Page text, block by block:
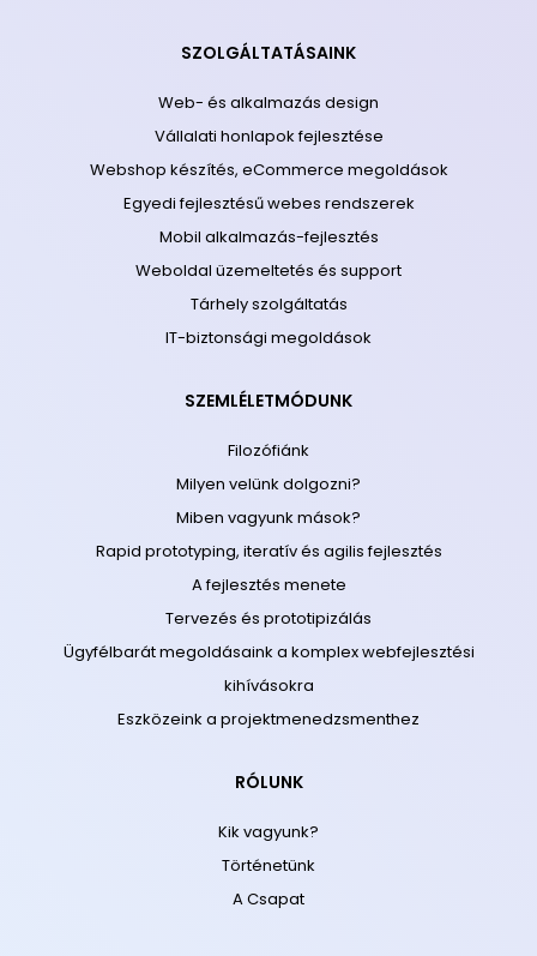
SZOLGÁLTATÁSAINK
Web- és alkalmazás design
Vállalati honlapok fejlesztése
Webshop készítés, eCommerce megoldások
Egyedi fejlesztésű webes rendszerek
Mobil alkalmazás-fejlesztés
Weboldal üzemeltetés és support
Tárhely szolgáltatás
IT-biztonsági megoldások
SZEMLÉLETMÓDUNK
Filozófiánk
Milyen velünk dolgozni?
Miben vagyunk mások?
Rapid prototyping, iteratív és agilis fejlesztés
A fejlesztés menete
Tervezés és prototipizálás
Ügyfélbarát megoldásaink a komplex webfejlesztési
kihívásokra
Eszközeink a projektmenedzsmenthez
RÓLUNK
Kik vagyunk?
Történetünk
A Csapat